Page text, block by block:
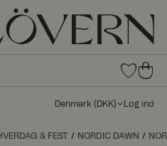
0
var
fav
0
var
er i
kø
Denmark ( DKK) Log ind
& FEST NORDIC DAWN